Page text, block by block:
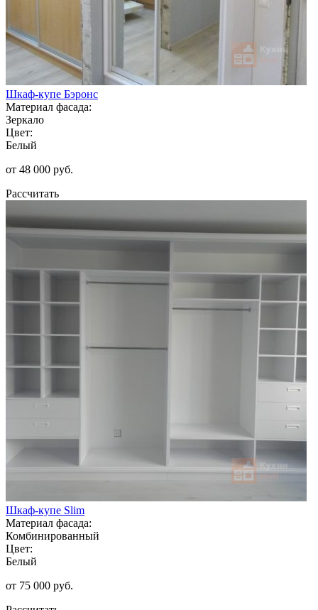
Шкаф-купе Бэронс
Материал фасада:
Зеркало
Цвет:
Белый
от 48 000 руб.
Рассчитать
Шкаф-купе Slim
Материал фасада:
Комбинированный
Цвет:
Белый
от 75 000 руб.